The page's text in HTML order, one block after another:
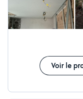
Voir le